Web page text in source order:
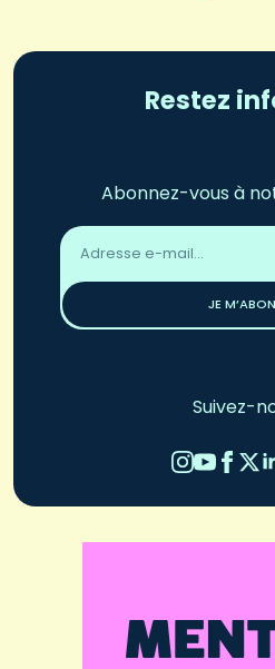
Restez
Abonnez-vous à
Adresse
email
JE
Suivez-